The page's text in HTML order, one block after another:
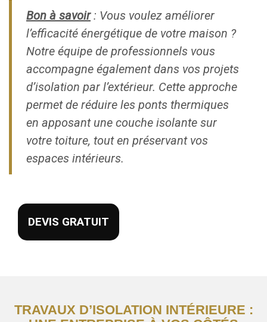
Bon à savoir : Vous voulez améliorer
l’efficacité énergétique de votre maison ?
Notre équipe de professionnels vous
accompagne également dans vos projets
d’isolation par l’extérieur. Cette approche
permet de réduire les ponts thermiques
en apposant une couche isolante sur
votre toiture, tout en préservant vos
espaces intérieurs.
DEVIS GRATUIT
TRAVAUX D’ISOLATION INTÉRIEURE :